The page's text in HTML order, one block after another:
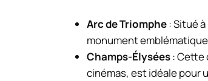
Arc de Triomphe: Situé
monument
Champs-Élysées: Cette
cinémas, est idéale pour